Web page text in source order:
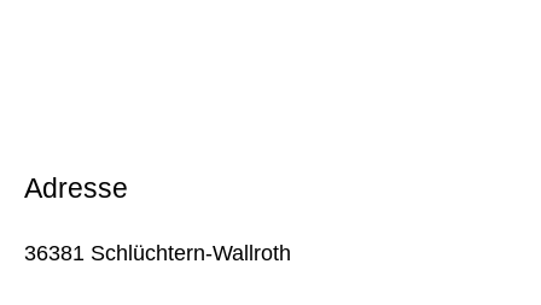
Adresse
36381 Schlüchtern-Wallroth